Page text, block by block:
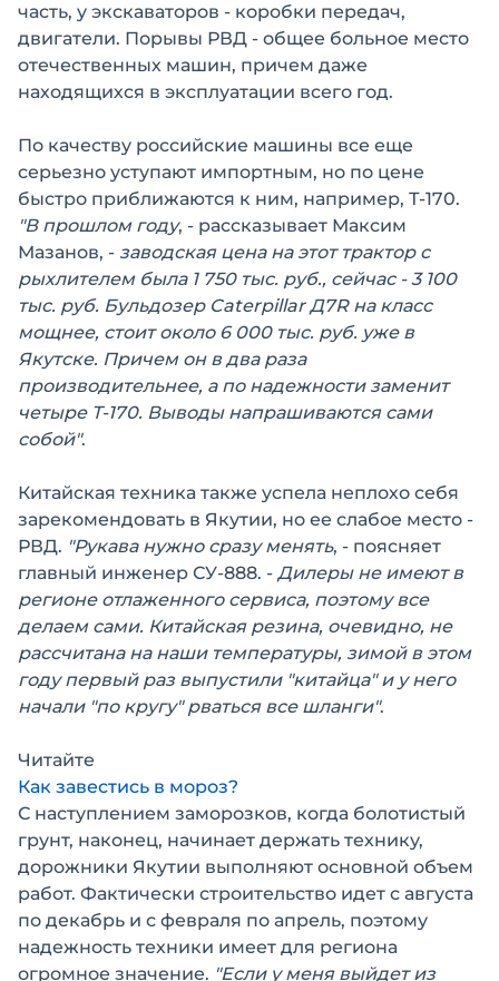
часть, у экскаваторов - коробки передач,
двигатели. Порывы РВД - общее больное место
отечественных машин, причем даже
находящихся в эксплуатации всего год.
По качеству российские машины все еще
серьезно уступают импортным, но по цене
быстро приближаются к ним, например, Т-170.
"В прошлом году, - рассказывает Максим
Мазанов, - заводская цена на этот трактор с
рыхлителем была 1 750 тыс. руб., сейчас - 3 100
тыс. руб. Бульдозер Caterpillar Д7R на класс
мощнее, стоит около 6 000 тыс. руб. уже в
Якутске. Причем он в два раза
производительнее, а по надежности заменит
четыре Т-170. Выводы напрашиваются сами
собой".
Китайская техника также успела неплохо себя
зарекомендовать в Якутии, но ее слабое место -
РВД. "Рукава нужно сразу менять, - поясняет
главный инженер СУ-888. - Дилеры не имеют в
регионе отлаженного сервиса, поэтому все
делаем сами. Китайская резина, очевидно, не
рассчитана на наши температуры, зимой в этом
году первый раз выпустили "китайца" и у него
начали "по кругу" рваться все шланги".
Читайте
Как завестись в мороз?
С наступлением заморозков, когда болотистый
грунт, наконец, начинает держать технику,
дорожники Якутии выполняют основной объем
работ. Фактически строительство идет с августа
по декабрь и с февраля по апрель, поэтому
надежность техники имеет для региона
огромное значение. "Если у меня выйдет из